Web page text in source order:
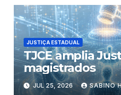
JUSTIÇA ESTADUAL
TJCE amplia
magistrados
JUL 25, 2026 SABINO